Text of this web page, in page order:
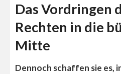
Das Vordringen
Rechten in die
Mitte
Dennoch schaffen sie es,